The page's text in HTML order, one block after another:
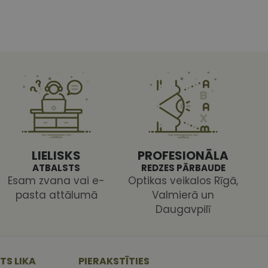
LIELISKS
ATBALSTS
Esam zvana vai e-
pasta attālumā
PROFESIONĀLA
REDZES PĀRBAUDE
Optikas veikalos Rīgā,
Valmierā un
Daugavpilī
LIKA
PIERAKSTĪTIES
ilgāk kā divus
noteikta veida
atcerētos
nepieciešams, lai
pareizi.